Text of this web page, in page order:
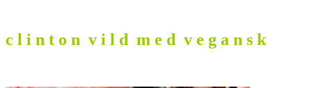
c l i n t o n v i l d m e d v e g a n s k